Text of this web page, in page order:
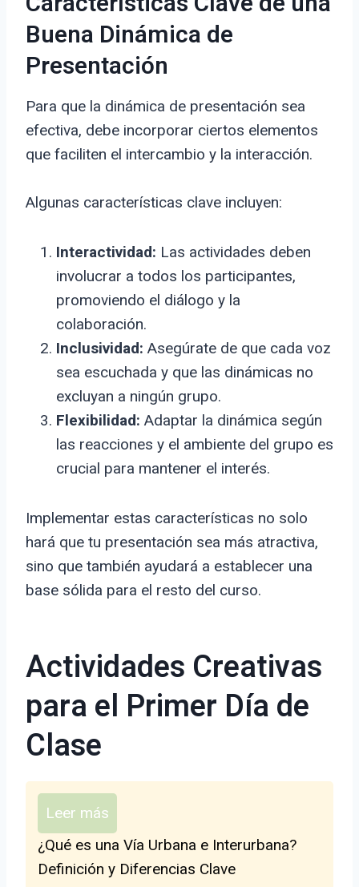
Buena Dinámica de
Presentación
Para que la dinámica de presentación sea
efectiva, debe incorporar ciertos elementos
que faciliten el intercambio y la interacción.
Algunas características clave incluyen:
Interactividad: Las actividades deben
involucrar a todos los participantes,
promoviendo el diálogo y la
colaboración.
Inclusividad: Asegúrate de que cada voz
sea escuchada y que las dinámicas no
excluyan a ningún grupo.
Flexibilidad: Adaptar la dinámica según
las reacciones y el ambiente del grupo es
crucial para mantener el interés.
Implementar estas características no solo
hará que tu presentación sea más atractiva,
sino que también ayudará a establecer una
base sólida para el resto del curso.
Actividades Creativas
para el Primer Día de
Clase
Leer más
¿Qué es una Vía Urbana e Interurbana?
Definición y Diferencias Clave